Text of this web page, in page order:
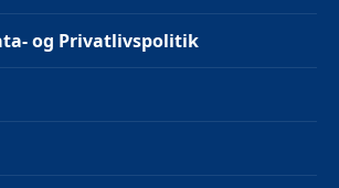
og Privatlivspolitik